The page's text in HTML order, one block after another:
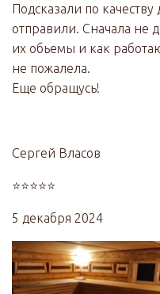
Подсказали по
отправили. Сначала не
их обьемы и как
не пожалела.
Еще обращусь!
Сергей Власов
⭐⭐⭐⭐⭐
5 декабря 2024